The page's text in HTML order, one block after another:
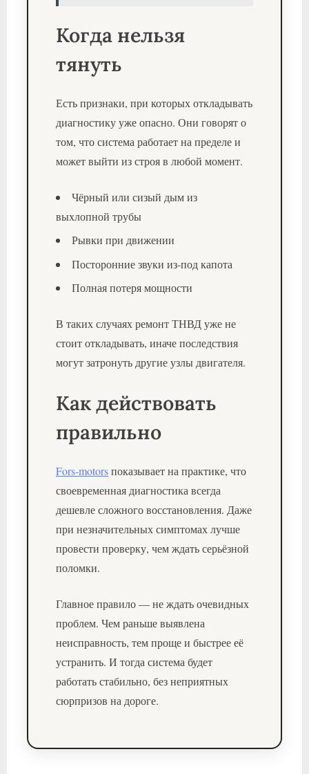
Когда нельзя
тянуть
Есть признаки, при которых откладывать
диагностику уже опасно. Они говорят о
том, что система работает на пределе и
может выйти из строя в любой момент.
Чёрный или сизый дым из
выхлопной трубы
Рывки при движении
Посторонние звуки из-под капота
Полная потеря мощности
В таких случаях ремонт ТНВД уже не
стоит откладывать, иначе последствия
могут затронуть другие узлы двигателя.
Как действовать
правильно
Fors-motorsпоказывает на практике, что
своевременная диагностика всегда
дешевле сложного восстановления. Даже
при незначительных симптомах лучше
провести проверку, чем ждать серьёзной
поломки.
Главное правило — не ждать очевидных
проблем. Чем раньше выявлена
неисправность, тем проще и быстрее её
устранить. И тогда система будет
работать стабильно, без неприятных
сюрпризов на дороге.